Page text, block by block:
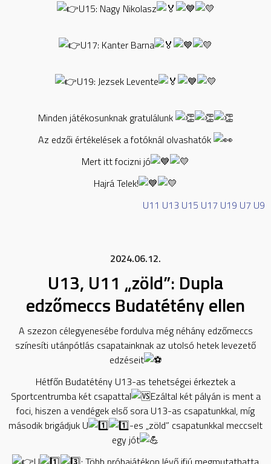
U15: Nagy Nikolasz
U17: Kanter Barna
U19: Jezsek Levente
Minden játékosunknak gratulálunk
Az edzői értékelések a fotóknál olvashatók
Mert itt focizni jó
Hajrá Telek!
U11 U13 U15 U17 U19 U7 U9
2024.06.12.
U13, U11 „zöld”: Dupla
edzőmeccs Budatétény ellen
A szezon célegyenesébe fordulva még néhány edzőmeccs
színesíti utánpótlás csapatainknak az utolsó hetek levezető
edzéseit
Hétfőn Budatétény U13-as tehetségei érkeztek a
Sportcentrumba két csapattal
Ezáltal két pályán is ment a
foci, hiszen a vendégek első sora U13-as csapatunkkal, míg
második brigádjuk U
-es „zöld” csapatunkkal meccselt
egy jót